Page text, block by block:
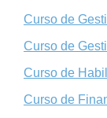
Curso de
Curso de
Curso de
Curso de